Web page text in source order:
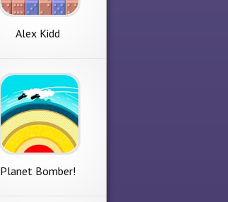
Alex Kidd
Planet Bomber!